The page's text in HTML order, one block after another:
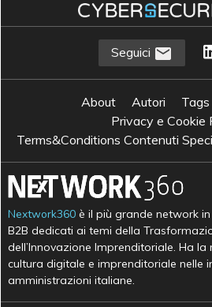
Seguici
About Autori Tags
Privacy e Cookie
Terms&Conditions Contenuti
Nextwork360 è il più grande network
B2B dedicati ai temi della
dell’Innovazione Imprenditoriale. Ha
cultura digitale e imprenditoriale nelle
amministrazioni italiane.